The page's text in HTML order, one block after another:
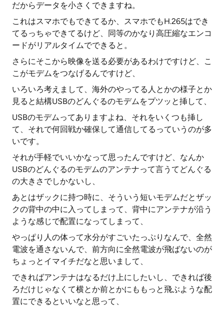
だからデータを小さくできますね。
これはスマホでもできてるか、スマホでもH.265はでき
てるっちゃできてるけど、同等のかなり高圧縮なエンコ
ードがリアルタイムでできると。
さらにそこから映像を送る必要があるわけですけど、こ
こがモデムをつなげるんですけど、
いろいろ考えまして、海外のやってる人とかの様子とか
見ると結構USBのどんぐるのモデムをプツッと挿して、
USBのモデムってありますよね、それをいくつも挿し
て、それで何回戦か確保して通信してるっていうのが多
いです。
それが手軽でいいかなって思ったんですけど、なんか
USBのどんぐるのモデムのアンテナって言うてどんぐる
の大きさでしかないし、
あとはザックに持つ時に、そういう短いモデムだとザッ
クの背中の中に入ってしまって、背中にアンテナが沿う
ような感じで配置になってしまって、
やっぱり人の体って水分がすごいたっぷりなんで、全然
電波を通さないんで、前方向に全然電波が飛ばないのが
ちょっとイマイチだなと思いまして、
できればアンテナはなるだけ上にしたいし、できれば後
ろだけじゃなくて横とか前とかにももっと飛ぶような配
置にできるといいなと思って、